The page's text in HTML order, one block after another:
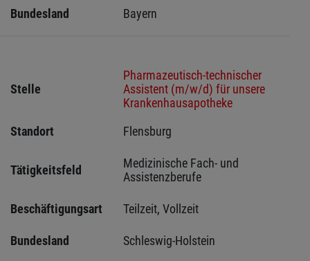
Bundesland Bayern
Stelle
Pharmazeutisch-technischer
Assistent (m/w/d) für unsere
Krankenhausapotheke
Standort
Flensburg
Tätigkeitsfeld
Medizinische Fach- und
Assistenzberufe
Beschäftigungsart Teilzeit, Vollzeit
Bundesland Schleswig-Holstein